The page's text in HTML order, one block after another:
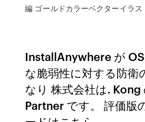
編 ゴールドカラーベクターイラス
InstallAnywhere が
な脆弱性に対する防衛
なり 株式会社は. Kong
Partner です。 評価版